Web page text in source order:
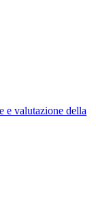
e valutazione della